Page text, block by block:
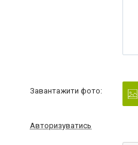
Завантажити фото:
Авторизуватись